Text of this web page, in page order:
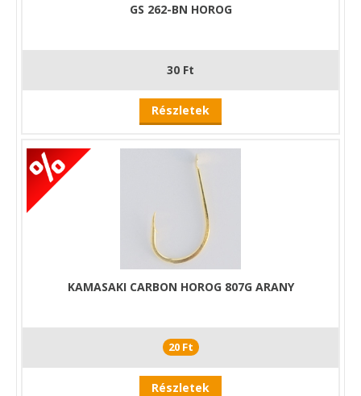
GS 262-BN HOROG
30 Ft
Részletek
KAMASAKI CARBON HOROG 807G ARANY
20 Ft
Részletek